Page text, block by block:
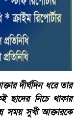
দীর্ঘদিন ধরে তার
নিচে থাকার
সময় সুখী আক্তারকে